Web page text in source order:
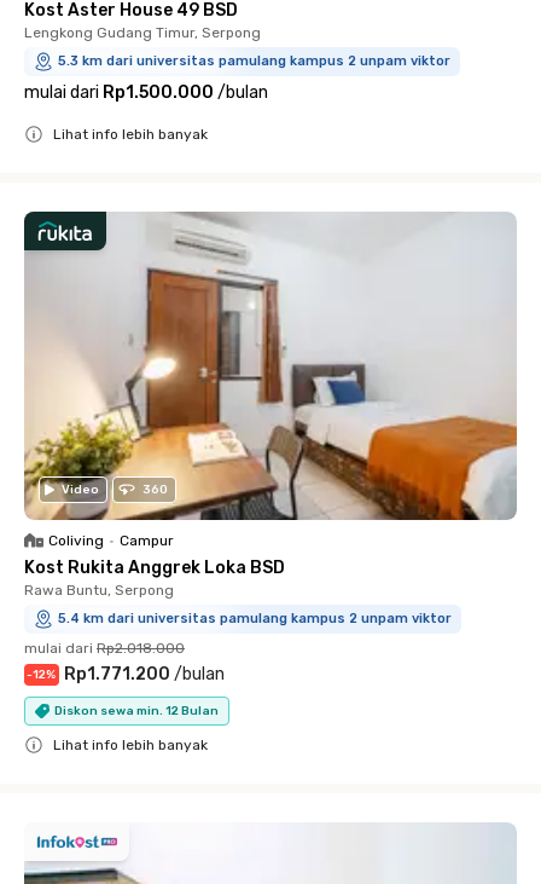
Kost Aster House 49 BSD
Lengkong Gudang Timur, Serpong
5.3 km dari universitas pamulang kampus 2 unpam viktor
mulai dari Rp1.500.000 /bulan
Lihat info lebih banyak
Video 360
Coliving • Campur
Kost Rukita Anggrek Loka BSD
Rawa Buntu, Serpong
5.4 km dari universitas pamulang kampus 2 unpam viktor
mulai dari Rp2.018.000
-12% Rp1.771.200 /bulan
Diskon sewa min. 12 Bulan
Lihat info lebih banyak